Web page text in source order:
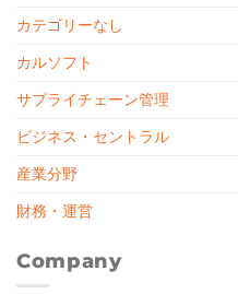
カテゴリーなし
カルソフト
サプライチェーン管理
ビジネス・セントラル
産業分野
財務・運営
Company